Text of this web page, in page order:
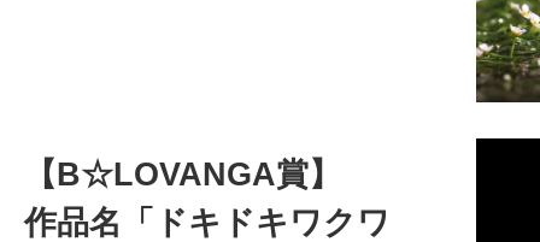
【B☆LOVANGA賞】
作品名「ドキドキワクワ